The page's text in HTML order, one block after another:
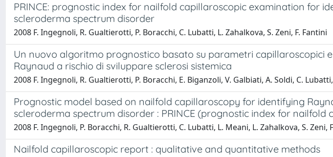
PRINCE: prognostic index for nailfold capillaroscopic examination for
scleroderma spectrum disorder
2008 F. Ingegnoli, R. Gualtierotti, P. Boracchi, C. Lubatti, L. Zahalkova, S. Zeni, F. Fantini
Un nuovo algoritmo prognostico basato su parametri capillaroscopici
Raynaud a rischio di sviluppare sclerosi sistemica
2008 F. Ingegnoli, R. Gualtierotti, P. Boracchi, E. Biganzoli, V. Galbiati, A. Soldi, C.
Prognostic model based on nailfold capillaroscopy for identifying
scleroderma spectrum disorder : PRINCE (prognostic index for
2008 F. Ingegnoli, P. Boracchi, R. Gualtierotti, C. Lubatti, L. Meani, L. Zahalkova, S. Zeni,
Nailfold capillaroscopic report : qualitative and quantitative methods